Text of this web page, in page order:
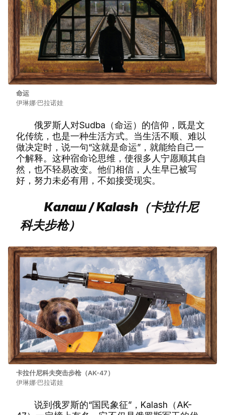
命运
伊琳娜·巴拉诺娃
俄罗斯人对Sudba（命运）的信仰，既是文
化传统，也是一种生活方式。当生活不顺、难以
做决定时，说一句“这就是命运”，就能给自己一
个解释。这种宿命论思维，使很多人宁愿顺其自
然，也不轻易改变。他们相信，人生早已被写
好，努力未必有用，不如接受现实。
Калаш / Kalash（卡拉什尼
科夫步枪）
卡拉什尼科夫突击步枪（AK-47）
伊琳娜·巴拉诺娃
说到俄罗斯的“国民象征”，Kalash（AK-